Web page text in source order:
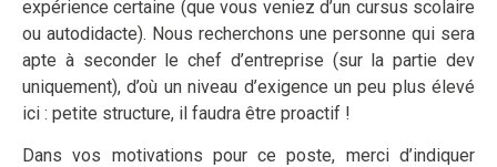
expérience certaine (que vous veniez d’un cursus scolaire
ou autodidacte). Nous recherchons une personne qui sera
apte à seconder le chef d’entreprise (sur la partie dev
uniquement), d’où un niveau d’exigence un peu plus élevé
ici : petite structure, il faudra être proactif !
Dans vos motivations pour ce poste, merci d’indiquer